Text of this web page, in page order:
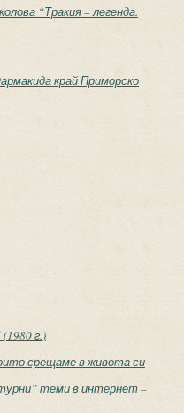
“Тракия – легенда.
край Приморско
г.)
срещаме в живота си
теми в интернет –